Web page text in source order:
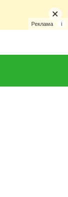
Реклама i